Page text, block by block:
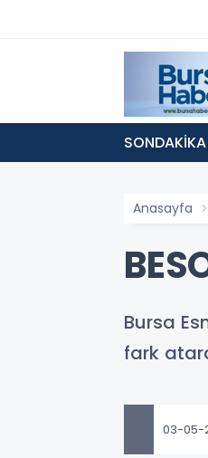
SONDAKİKA
Anasayfa
Bursa
fark
03-05-